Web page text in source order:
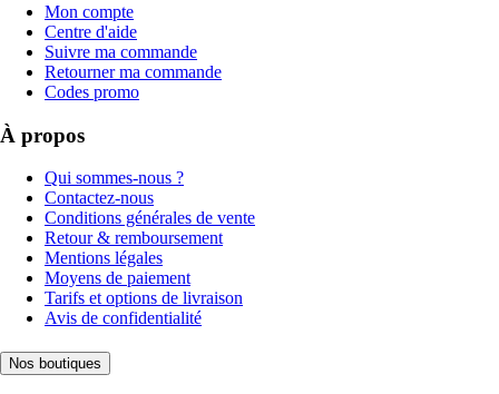
Mon compte
Centre d'aide
Suivre ma commande
Retourner ma commande
Codes promo
À propos
Qui sommes-nous ?
Contactez-nous
Conditions générales de vente
Retour & remboursement
Mentions légales
Moyens de paiement
Tarifs et options de livraison
Avis de confidentialité
Nos boutiques